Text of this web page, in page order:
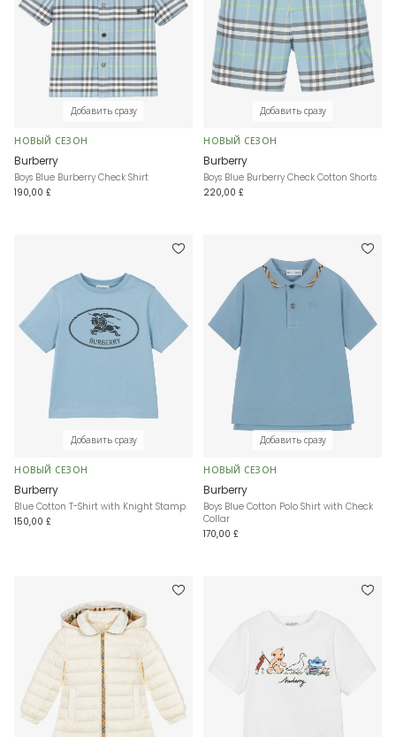
Добавить сразу
НОВЫЙ СЕЗОН
Burberry
Boys Blue Burberry Check Shirt
190,00 £
Добавить сразу
НОВЫЙ СЕЗОН
Burberry
Boys Blue Burberry Check Cotton Shorts
220,00 £
Добавить сразу
НОВЫЙ СЕЗОН
Burberry
Blue Cotton T-Shirt with Knight Stamp
150,00 £
Добавить сразу
НОВЫЙ СЕЗОН
Burberry
Boys Blue Cotton Polo Shirt with Check
Collar
170,00 £